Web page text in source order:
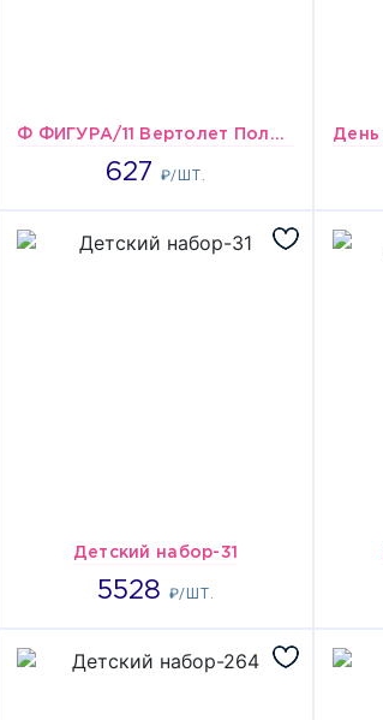
Ф ФИГУРА/11 Вертолет Полиция/FM
627 ₽/ШТ.
627
Детский набор-31
5528 ₽/ШТ.
5528